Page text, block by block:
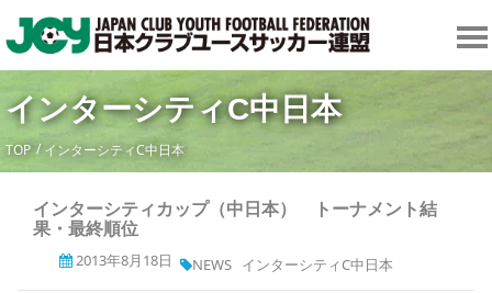
インターシティC中日本
TOP インターシティC中日本
インターシティカップ（中日本） トーナメント結
果・最終順位
2013年8月18日 NEWS インターシティC中日本